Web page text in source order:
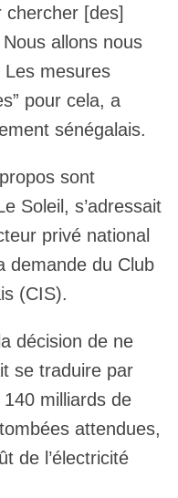
chercher [des]
allons nous
Les mesures
pour cela, a
sénégalais.
sont
Soleil, s’adressait
privé national
demande du Club
(CIS).
décision de ne
se traduire par
milliards de
attendues,
de l’électricité